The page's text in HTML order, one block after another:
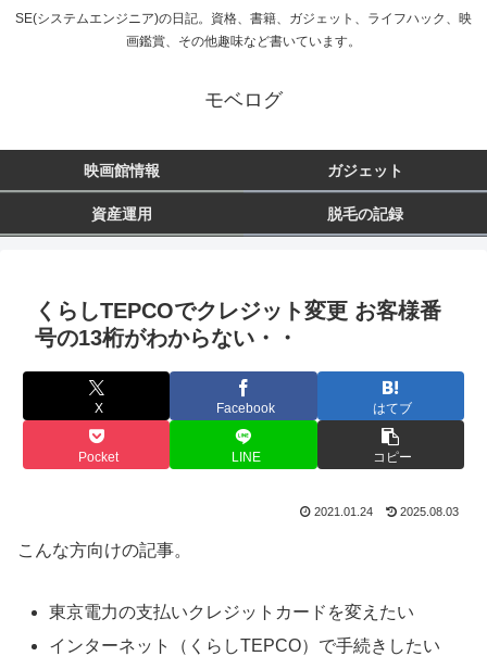
SE(システムエンジニア)の日記。資格、書籍、ガジェット、ライフハック、映
画鑑賞、その他趣味など書いています。
モベログ
映画館情報 ガジェット
資産運用 脱毛の記録
くらしTEPCOでクレジット変更 お客様番
号の13桁がわからない・・
X Facebook はてブ
Pocket LINE コピー
2021.01.24 2025.08.03
こんな方向けの記事。
東京電力の支払いクレジットカードを変えたい
インターネット（くらしTEPCO）で手続きしたい